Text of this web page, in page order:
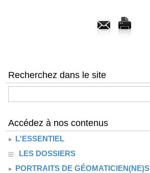
Recherchez dans le site
Accédez à nos contenus
L'ESSENTIEL
LES DOSSIERS
PORTRAITS DE GÉOMATICIEN(NE)S